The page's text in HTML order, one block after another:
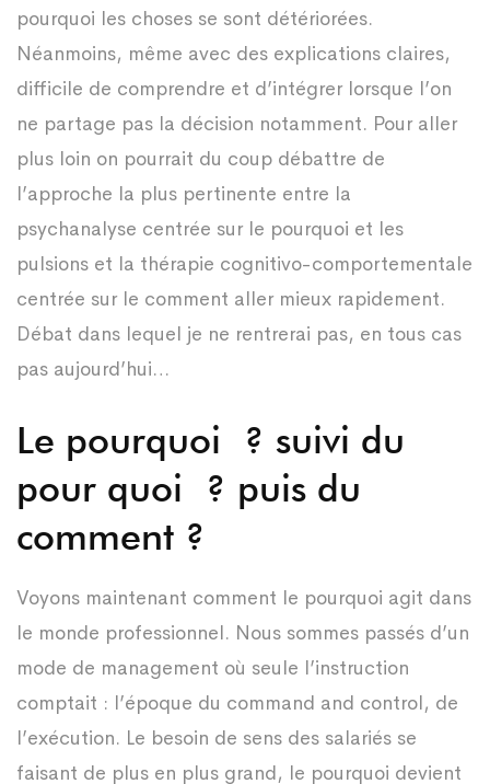
pourquoi les choses se sont détériorées.
Néanmoins, même avec des explications claires,
difficile de comprendre et d’intégrer lorsque l’on
ne partage pas la décision notamment. Pour aller
plus loin on pourrait du coup débattre de
l’approche la plus pertinente entre la
psychanalyse centrée sur le pourquoi et les
pulsions et la thérapie cognitivo-comportementale
centrée sur le comment aller mieux rapidement.
Débat dans lequel je ne rentrerai pas, en tous cas
pas aujourd’hui…
Le pourquoi ? suivi du
pour quoi ? puis du
comment ?
Voyons maintenant comment le pourquoi agit dans
le monde professionnel. Nous sommes passés d’un
mode de management où seule l’instruction
comptait : l’époque du command and control, de
l’exécution. Le besoin de sens des salariés se
faisant de plus en plus grand, le pourquoi devient